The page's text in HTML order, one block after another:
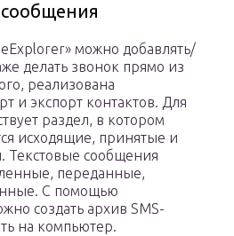
можно добавлять/
делать звонок прямо из
реализована
и экспорт контактов. Для
раздел, в котором
исходящие, принятые и
сообщения
переданные,
C помощью
создать архив SMS-
на компьютер.